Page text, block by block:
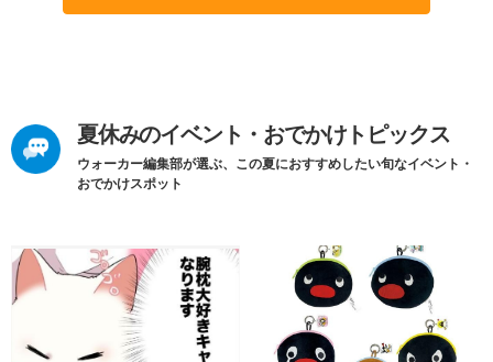
夏休みのイベント・おでかけトピックス
ウォーカー編集部が選ぶ、この夏におすすめしたい旬なイベント・
おでかけスポット